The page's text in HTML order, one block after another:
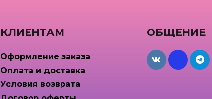
КЛИЕНТАМ
Оформление заказа
Оплата и доставка
Условия возврата
ОБЩЕНИЕ
maxcdn